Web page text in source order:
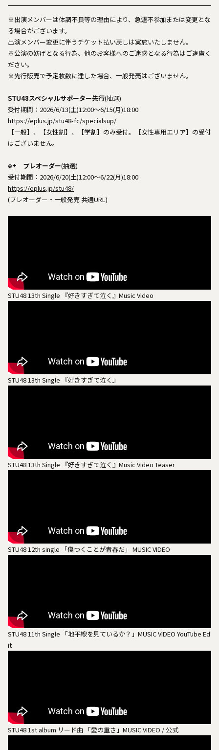
※出演メンバーは体調不良等の理由により、急遽不参加または変更とな
る場合がございます。
出演メンバー変更に伴うチケット払い戻しは実施いたしません。
※公演の妨げとなる行為、他のお客様へのご迷惑となる行為はご遠慮く
ださい。
※先行販売で予定枚数に達した場合、一般発売はございません。
STU48スペシャルサポーター先行(抽選)
受付期間：2026/6/13(土)12:00～6/15(月)18:00
https://eplus.jp/stu48-fc/specialsup/
【一般】、【女性割】、【学割】のみ受付。【女性専用エリア】の受付
はございません。
e+ プレオーダー(抽選)
受付期間：2026/6/20(土)12:00～6/22(月)18:00
https://eplus.jp/stu48/
(プレオーダー・一般発売 共通URL)
STU48 13th Single 『好きすぎて泣く』Music Video
STU48 13th Single 『好きすぎて泣く』
STU48 13th Single 『好きすぎて泣く』Music Video Teaser
STU48 12th single 「傷つくことが青春だ」 MUSIC VIDEO
STU48 11th Single 「地平線を見ているか？」MUSIC VIDEO YouTube Ed
it
STU48 1st album リード曲 「愛の重さ」MUSIC VIDEO / 公式